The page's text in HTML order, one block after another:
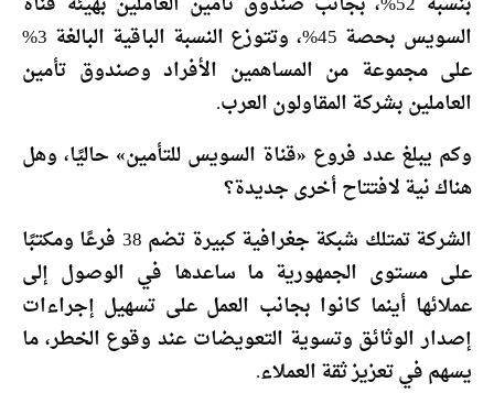
السويس بحصة 45%، وتتوزع النسبة الباقية البالغة 3%
على مجموعة من المساهمين الأفراد وصندوق تأمين
العاملين بشركة المقاولون العرب.
وكم يبلغ عدد فروع «قناة السويس للتأمين» حاليًا، وهل
هناك نية لافتتاح أخرى جديدة؟
الشركة تمتلك شبكة جغرافية كبيرة تضم 38 فرعًا ومكتبًا
على مستوى الجمهورية ما ساعدها في الوصول إلى
عملائها أينما كانوا بجانب العمل على تسهيل إجراءات
إصدار الوثائق وتسوية التعويضات عند وقوع الخطر، ما
يسهم في تعزيز ثقة العملاء.